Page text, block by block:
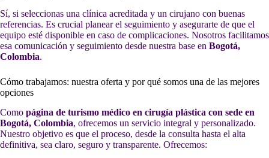
Sí, si seleccionas una clínica acreditada y un cirujano con buenas
referencias. Es crucial planear el seguimiento y asegurarte de que el
equipo esté disponible en caso de complicaciones. Nosotros facilitamos
esa comunicación y seguimiento desde nuestra base en Bogotá,
Colombia.
Cómo trabajamos: nuestra oferta y por qué somos una de las mejores
opciones
Como página de turismo médico en cirugía plástica con sede en
Bogotá, Colombia, ofrecemos un servicio integral y personalizado.
Nuestro objetivo es que el proceso, desde la consulta hasta el alta
definitiva, sea claro, seguro y transparente. Ofrecemos: